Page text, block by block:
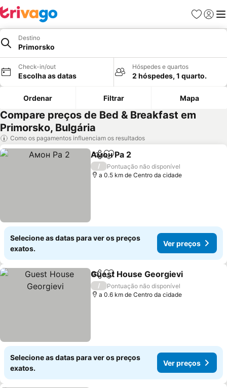
Favoritos
Iniciar
Destino
Primorsko
Check-in/out
Escolha as datas
Hóspedes e quartos
2 hóspedes, 1 quarto.
Ordenar Filtrar Mapa
Compare preços de Bed & Breakfast em
Primorsko, Bulgária
Como os pagamentos influenciam os resultados
PartilharAdicionar aos favoritos
Амон Ра 2
/
Pontuação não disponível
a 0.5 km de Centro da cidade
Selecione as datas para ver os preços
exatos.
Ver preços
PartilharAdicionar aos favoritos
Guest House Georgievi
/
Pontuação não disponível
a 0.6 km de Centro da cidade
Selecione as datas para ver os preços
exatos.
Ver preços